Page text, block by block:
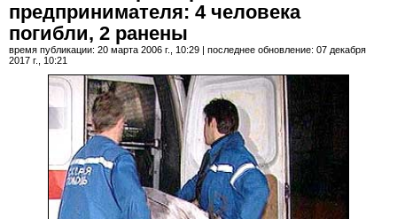
предпринимателя: 4 человека
погибли, 2 ранены
время публикации: 20 марта 2006 г., 10:29 | последнее обновление: 07 декабря
2017 г., 10:21